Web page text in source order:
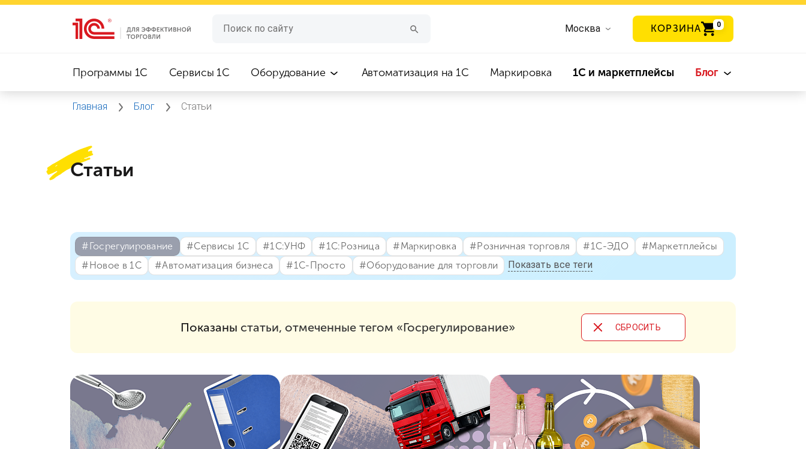
Москва КОРЗИНА 0
Программы 1C Сервисы 1C Оборудование Автоматизация на 1С Маркировка 1С и маркетплейсы Блог
Главная Блог Статьи
Статьи
#⁣Госрегулирование #⁣Сервисы 1С #⁣1С:УНФ #⁣1С:Розница #⁣Маркировка #⁣Розничная торговля #⁣1С-ЭДО
#⁣Маркетплейсы
#⁣Новое в 1С
#⁣Автоматизация бизнеса #⁣1С-Просто #⁣Оборудование для торговли Показать все теги
Показаны статьи, отмеченные тегом «Госрегулирование» CБРОСИТЬ